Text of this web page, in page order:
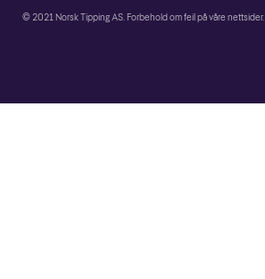
© 2021 Norsk Tipping AS. Forbehold om feil på våre nettsider.